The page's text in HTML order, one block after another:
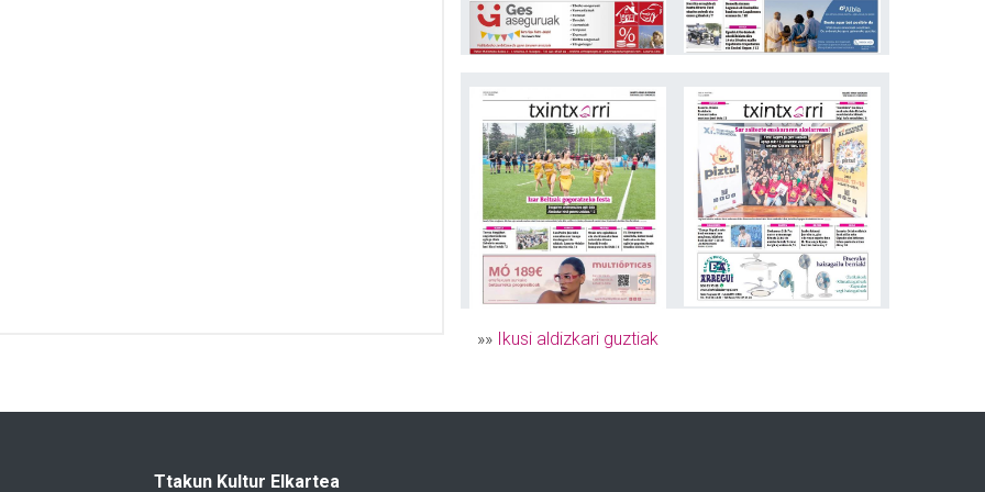
»» Ikusi aldizkari guztiak
Ttakun Kultur Elkartea